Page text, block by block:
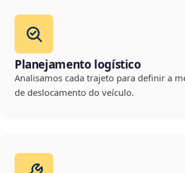
Planejamento logístico
Analisamos cada trajeto para definir a
de deslocamento do veículo.